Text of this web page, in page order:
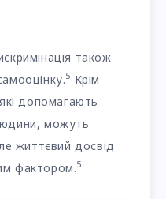
також
5 Крім
допомагають
можуть
життєвий досвід
фактором.5